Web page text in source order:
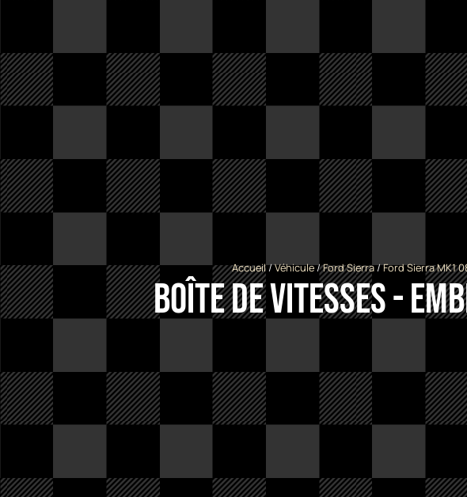
Accueil/Véhicule/Ford Sierra/Ford Sierra MK1
Boîte de vitesses -